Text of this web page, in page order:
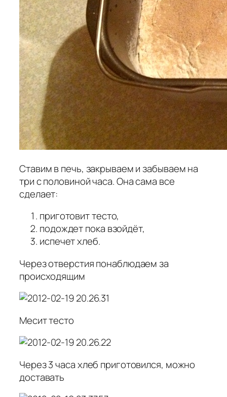
Ставим в печь, закрываем и забываем на
три с половиной часа. Она сама все
сделает:
приготовит тесто,
подождет пока взойдёт,
испечет хлеб.
Через отверстия понаблюдаем за
происходящим
Месит тесто
Через 3 часа хлеб приготовился, можно
доставать